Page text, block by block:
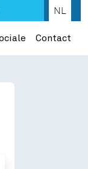
NL
Contact